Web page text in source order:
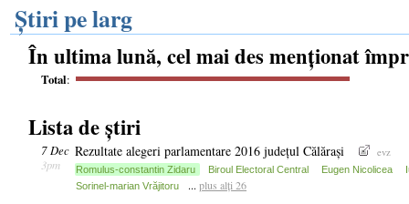
Știri pe larg
În ultima lună, cel mai des menționat
Total:
Lista de știri
7 Dec
3pm
Rezultate alegeri parlamentare 2016 județul Călărași evz
Romulus-constantin Zidaru Biroul Electoral Central Eugen Nicolicea
Sorinel-marian Vrăjitoru
... plus alți 26